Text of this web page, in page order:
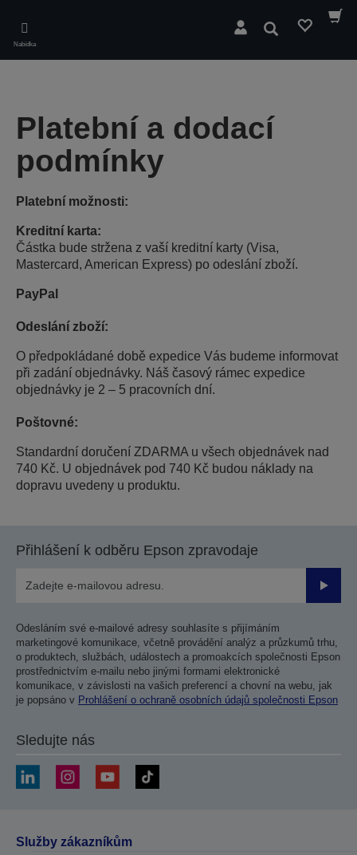
main
content
Nabídka
Hledat
Platební a dodací
podmínky
Platební možnosti:
Kreditní karta:
Částka bude stržena z vaší kreditní karty (Visa,
Mastercard, American Express) po odeslání zboží.
PayPal
Odeslání zboží:
O předpokládané době expedice Vás budeme informovat
při zadání objednávky. Náš časový rámec expedice
objednávky je 2 – 5 pracovních dní.
Poštovné:
Standardní doručení ZDARMA u všech objednávek nad
740 Kč. U objednávek pod 740 Kč budou náklady na
dopravu uvedeny u produktu.
Přihlášení k odběru Epson zpravodaje
Odesláním své e-mailové adresy souhlasíte s přijímáním
marketingové komunikace, včetně provádění analýz a průzkumů trhu,
o produktech, službách, událostech a promoakcích společnosti Epson
prostřednictvím e-mailu nebo jinými formami elektronické
komunikace, v závislosti na vašich preferencí a chovní na webu, jak
je popsáno v Prohlášení o ochraně osobních údajů společnosti Epson
Sledujte nás
Služby zákazníkům